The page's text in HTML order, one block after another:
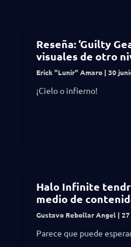
Reseña: ‘Guilty
visuales de otro
Erick "Lunir" Amaro 30
¡Cielo o infierno!
Halo Infinite
medio de
Gustavo Rebollar Angel 27
Parece que puede